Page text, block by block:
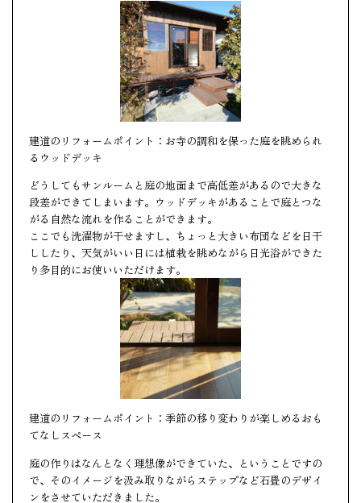
建道のリフォームポイント：お寺の調和を保った庭を眺められ
るウッドデッキ
どうしてもサンルームと庭の地面まで高低差があるので大きな
段差ができてしまいます。ウッドデッキがあることで庭とつな
がる自然な流れを作ることができます。
ここでも洗濯物が干せますし、ちょっと大きい布団などを日干
ししたり、天気がいい日には植栽を眺めながら日光浴ができた
り多目的にお使いいただけます。
建道のリフォームポイント：季節の移り変わりが楽しめるおも
てなしスペース
庭の作りはなんとなく理想像ができていた、ということですの
で、そのイメージを汲み取りながらステップなど石畳のデザイ
ンをさせていただきました。